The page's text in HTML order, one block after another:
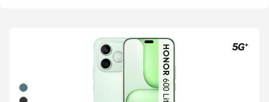
Vert
Noir